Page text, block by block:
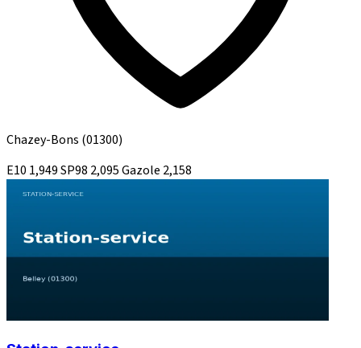
Chazey-Bons (01300)
E10 1,949SP98 2,095Gazole 2,158